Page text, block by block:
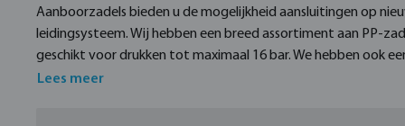
Aanboorzadels bieden u de mogelijkheid aansluitingen op
leidingsysteem. Wij hebben een breed assortiment aan PP-
geschikt voor drukken tot maximaal 16 bar. We hebben ook
merken VDL en Profec
Lees meer